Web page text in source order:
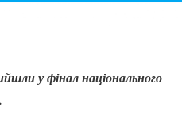
у фінал національного